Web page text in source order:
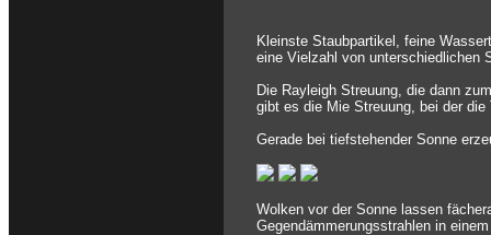
Kleinste Staubpartikel, feine
eine Vielzahl von unterschiedlichen
Die Rayleigh Streuung, die dann
gibt es die Mie Streuung, bei der
Gerade bei tiefstehender Sonne
Wolken vor der Sonne lassen
Gegendämmerungsstrahlen in